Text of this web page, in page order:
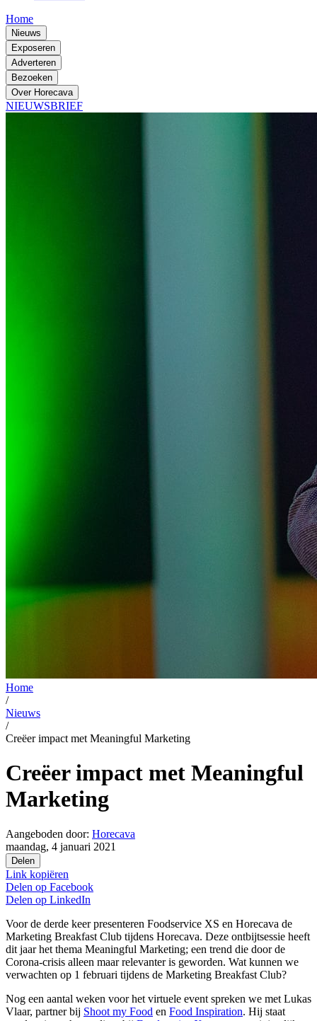
Home
Nieuws
Exposeren
Adverteren
Bezoeken
Over Horecava
NIEUWSBRIEF
Home
/
Nieuws
/
Creëer impact met Meaningful Marketing
Creëer impact met Meaningful
Marketing
Aangeboden door: Horecava
maandag, 4 januari 2021
Delen
Link kopiëren
Delen op Facebook
Delen op LinkedIn
Voor de derde keer presenteren Foodservice XS en Horecava de
Marketing Breakfast Club tijdens Horecava. Deze ontbijtsessie heeft
dit jaar het thema Meaningful Marketing; een trend die door de
Corona-crisis alleen maar relevanter is geworden. Wat kunnen we
verwachten op 1 februari tijdens de Marketing Breakfast Club?
Nog een aantal weken voor het virtuele event spreken we met Lukas
Vlaar, partner bij Shoot my Food en Food Inspiration. Hij staat